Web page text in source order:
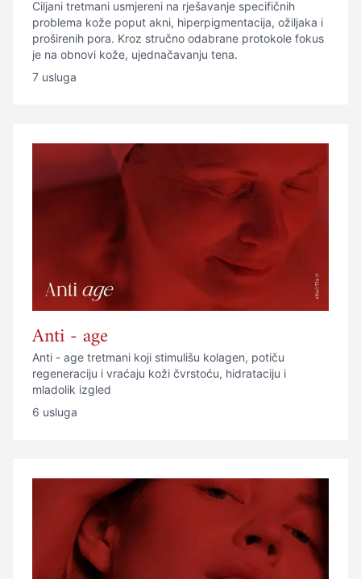
Ciljani tretmani usmjereni na rješavanje specifičnih
problema kože poput akni, hiperpigmentacija, ožiljaka i
proširenih pora. Kroz stručno odabrane protokole fokus
je na obnovi kože, ujednačavanju tena.
7 usluga
Anti - age
Anti - age tretmani koji stimulišu kolagen, potiču
regeneraciju i vraćaju koži čvrstoću, hidrataciju i
mladolik izgled
6 usluga